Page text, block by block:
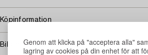
Genom att klicka på "acceptera alla"
lagring av cookies på din enhet för att
Köpinformation
Bildrättigheter